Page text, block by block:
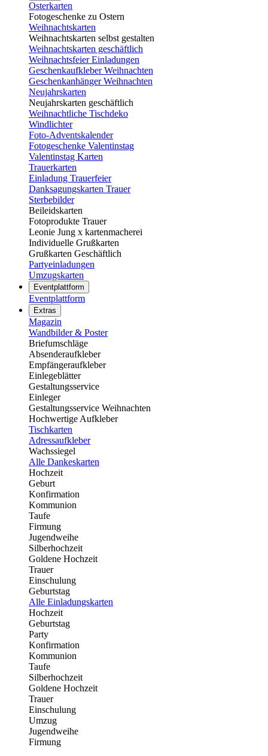
Osterkarten
Fotogeschenke zu Ostern
Weihnachtskarten
Weihnachtskarten selbst gestalten
Weihnachtskarten geschäftlich
Weihnachtsfeier Einladungen
Geschenkaufkleber Weihnachten
Geschenkanhänger Weihnachten
Neujahrskarten
Neujahrskarten geschäftlich
Weihnachtliche Tischdeko
Windlichter
Foto-Adventskalender
Fotogeschenke Valentinstag
Valentinstag Karten
Trauerkarten
Einladung Trauerfeier
Danksagungskarten Trauer
Sterbebilder
Beileidskarten
Fotoprodukte Trauer
Leonie Jung x kartenmacherei
Individuelle Grußkarten
Grußkarten Geschäftlich
Partyeinladungen
Umzugskarten
Eventplattform
Eventplattform
Extras
Magazin
Wandbilder & Poster
Briefumschläge
Absenderaufkleber
Empfängeraufkleber
Einlegeblätter
Gestaltungsservice
Einleger
Gestaltungsservice Weihnachten
Hochwertige Aufkleber
Tischkarten
Adressaufkleber
Wachssiegel
Alle Dankeskarten
Hochzeit
Geburt
Konfirmation
Kommunion
Taufe
Firmung
Jugendweihe
Silberhochzeit
Goldene Hochzeit
Trauer
Einschulung
Geburtstag
Alle Einladungskarten
Hochzeit
Geburtstag
Party
Konfirmation
Kommunion
Taufe
Silberhochzeit
Goldene Hochzeit
Trauer
Einschulung
Umzug
Jugendweihe
Firmung